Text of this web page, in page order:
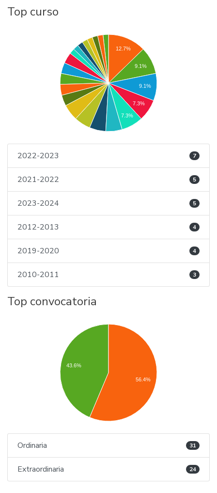
Top curso
12.7%
9.1%
9.1%
7.3%
7.3%
2022-2023 7
2021-2022 5
2023-2024 5
2012-2013 4
2019-2020 4
2010-2011 3
Top convocatoria
43.6%
56.4%
Ordinaria 31
Extraordinaria 24